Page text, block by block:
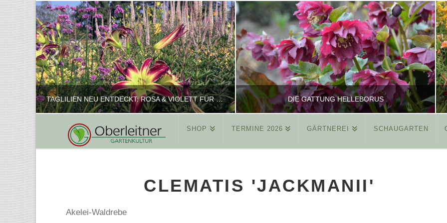
TAGLILIEN NEU ENTDECKT: ROSA & VIOLETT FÜR ROMANTISCHE PFLANZKOMBINATIONEN
REINHARD
FEBRUAR 16, 2025
DIE GATTUNG HELLEBORUS
REINHARD
MÄRZ 26, 2015
SHOP TERMINE 2026 GÄRTNEREI SCHAUGARTEN
CLEMATIS 'JACKMANII'
Akelei-Waldrebe